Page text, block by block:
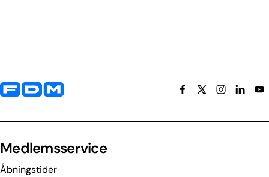
Yderligere information og kontaktoplysninger
Medlemsservice
Åbningstider